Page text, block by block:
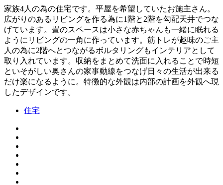
家族4人の為の住宅です。平屋を希望していたお施主さん。
広がりのあるリビングを作る為に1階と2階を勾配天井でつな
げています。畳のスペースは小さな赤ちゃんも一緒に眠れる
ようにリビングの一角に作っています。筋トレが趣味のご主
人の為に2階へとつながるボルタリングもインテリアとして
取り入れています。収納をまとめて洗面に入れることで時短
といそがしい奥さんの家事動線をつなげ日々の生活が出来る
だけ楽になるように。特徴的な外観は内部の計画を外観へ現
したデザインです。
住宅